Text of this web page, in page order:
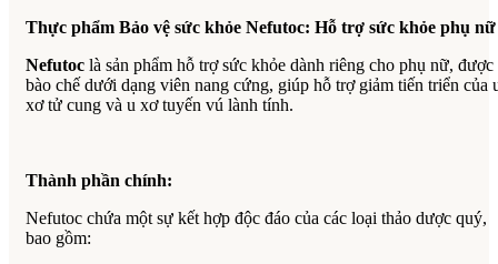
Thực phẩm Bảo vệ sức khỏe Nefutoc: Hỗ trợ sức khỏe phụ nữ
Nefutoc là sản phẩm hỗ trợ sức khỏe dành riêng cho phụ nữ, được
bào chế dưới dạng viên nang cứng, giúp hỗ trợ giảm tiến triển của
xơ tử cung và u xơ tuyến vú lành tính.
Thành phần chính:
Nefutoc chứa một sự kết hợp độc đáo của các loại thảo dược quý,
bao gồm: